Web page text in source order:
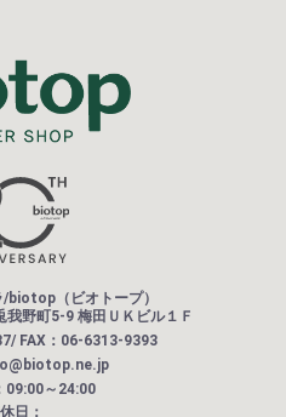
biotop（ビオトープ）
野町5-9 梅田ＵＫビル１Ｆ
FAX：06-6313-9393
09:00～24:00
日：